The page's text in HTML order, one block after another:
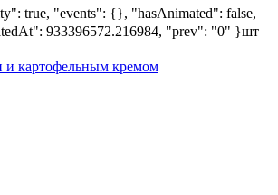
true, "events": {}, "hasAnimated": false,
933396572.216984, "prev": "0" }шт
и картофельным кремом